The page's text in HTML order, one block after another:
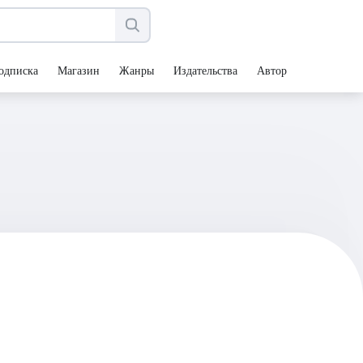
Магазин Жанры Издательства Авторы